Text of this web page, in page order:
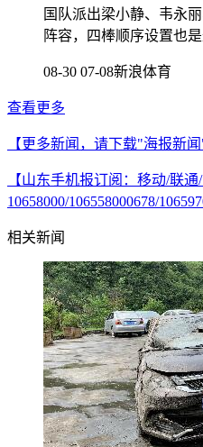
国队派出梁小静、韦永
阵容，四棒顺序设置也是
08-30 07-08新浪体育
查看更多
【更多新闻，请下载"海报新
【山东手机报订阅：移动/联
10658000/106558000678/
相关新闻